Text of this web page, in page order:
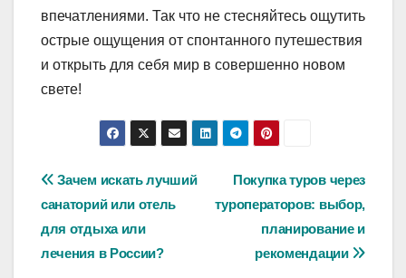
впечатлениями. Так что не стесняйтесь ощутить
острые ощущения от спонтанного путешествия
и открыть для себя мир в совершенно новом
свете!
Навигация
по
записям
Покупка туров через
туроператоров: выбор,
планирование и
рекомендации
Зачем искать лучший
санаторий или отель
для отдыха или
лечения в России?